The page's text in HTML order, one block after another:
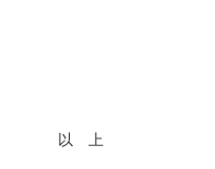
以 上